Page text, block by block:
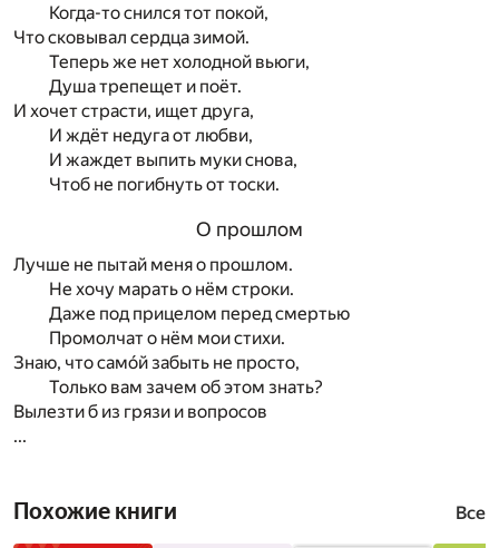
Когда-то снился тот покой,
Что сковывал сердца зимой.
Теперь же нет холодной вьюги,
Душа трепещет и поёт.
И хочет страсти, ищет друга,
И ждёт недуга от любви,
И жаждет выпить муки снова,
Чтоб не погибнуть от тоски.
О прошлом
Лучше не пытай меня о прошлом.
Не хочу марать о нём строки.
Даже под прицелом перед смертью
Промолчат о нём мои стихи.
Знаю, что самóй забыть не просто,
Только вам зачем об этом знать?
Вылезти б из грязи и вопросов
...
Похожие книги Все